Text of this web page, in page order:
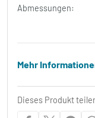
Abmessungen:
Mehr
Dieses Produkt